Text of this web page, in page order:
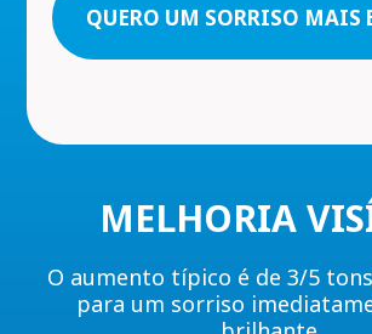
QUERO UM SORRISO MAIS
MELHORIA
O aumento típico é de 3/5
para um sorriso